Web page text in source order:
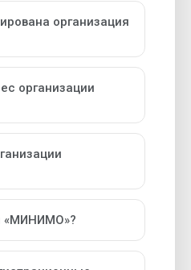
организация
организации
«МИНИМО»?